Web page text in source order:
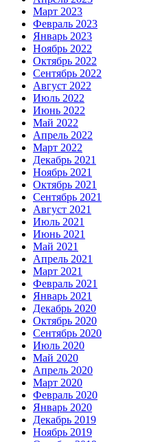
Март 2023
Февраль 2023
Январь 2023
Ноябрь 2022
Октябрь 2022
Сентябрь 2022
Август 2022
Июль 2022
Июнь 2022
Май 2022
Апрель 2022
Март 2022
Декабрь 2021
Ноябрь 2021
Октябрь 2021
Сентябрь 2021
Август 2021
Июль 2021
Июнь 2021
Май 2021
Апрель 2021
Март 2021
Февраль 2021
Январь 2021
Декабрь 2020
Октябрь 2020
Сентябрь 2020
Июль 2020
Май 2020
Апрель 2020
Март 2020
Февраль 2020
Январь 2020
Декабрь 2019
Ноябрь 2019